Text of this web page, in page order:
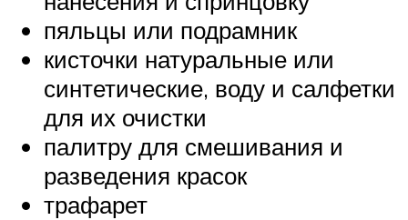
пяльцы или подрамник
кисточки натуральные или
синтетические, воду и салфетки
для их очистки
палитру для смешивания и
разведения красок
трафарет